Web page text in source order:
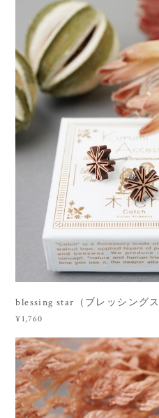
blessing star（ブレッシング
¥1,760